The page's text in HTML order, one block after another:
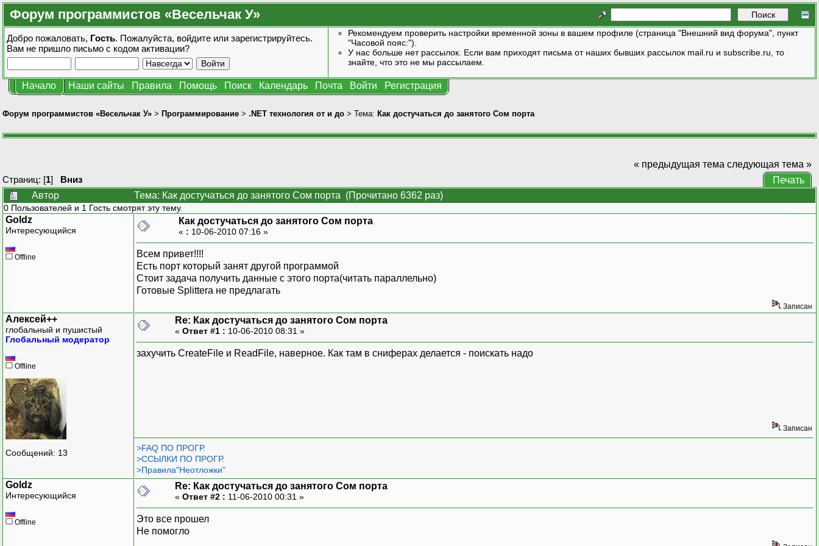
Форум программистов «Весельчак У»
Добро пожаловать, Гость. Пожалуйста, войдите или зарегистрируйтесь.
Вам не пришло письмо с кодом активации?
Рекомендуем проверить настройки временной зоны в вашем профиле (страница "Внешний вид форума", пункт
"Часовой пояс:").
У нас больше нет рассылок. Если вам приходят письма от наших бывших рассылок mail.ru и subscribe.ru, то
знайте, что это не мы рассылаем.
Начало Наши сайты Правила Помощь Поиск Календарь Почта Войти Регистрация
Форум программистов «Весельчак У» > Программирование > .NET технология от и до > Тема: Как достучаться до занятого Сом порта
Страниц: [1] Вниз
« предыдущая тема следующая тема »
Печать
Автор
Тема: Как достучаться до занятого Сом порта (Прочитано 6362 раз)
0 Пользователей и 1 Гость смотрят эту тему.
Goldz
Интересующийся
Offline
Как достучаться до занятого Сом порта
« : 10-06-2010 07:16 »
Всем привет!!!!
Есть порт который занят другой программой
Стоит задача получить данные с этого порта(читать параллельно)
Готовые Splittera не предлагать
Записан
Алексей++
глобальный и пушистый
Глобальный модератор
Offline
Сообщений: 13
Re: Как достучаться до занятого Сом порта
« Ответ #1 : 10-06-2010 08:31 »
захучить CreateFile и ReadFile, наверное. Как там в сниферах делается - поискать надо
Записан
>FAQ ПО ПРОГР.
>ССЫЛКИ ПО ПРОГР.
>Правила"Неотложки"
Goldz
Интересующийся
Offline
Re: Как достучаться до занятого Сом порта
« Ответ #2 : 11-06-2010 00:31 »
Это все прошел
Не помогло